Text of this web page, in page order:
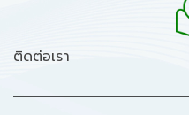
ติดต่อเรา